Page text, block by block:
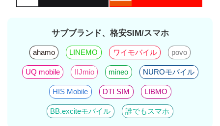
サブブランド、格安SIM/スマホ
ahamo LINEMO ワイモバイル povo
UQ mobile IIJmio mineo NUROモバイル
HIS Mobile DTI SIM LIBMO
BB.exciteモバイル 誰でもスマホ